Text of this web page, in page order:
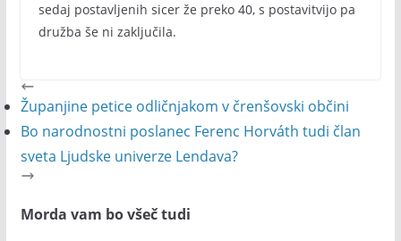
sedaj postavljenih sicer že preko 40, s postavitvijo pa
družba še ni zaključila.
Županjine petice odličnjakom v črenšovski občini
Bo narodnostni poslanec Ferenc Horváth tudi član
sveta Ljudske univerze Lendava?
Morda vam bo všeč tudi